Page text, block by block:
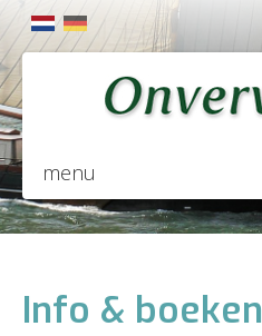
menu
Info & boeken